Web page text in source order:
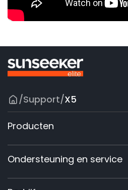
/Support/X5
Producten
X7 / X7 Plus Gen 2
X9 Serie
X5 Gen 2
Ondersteuning en service
Ondersteuningscentrum